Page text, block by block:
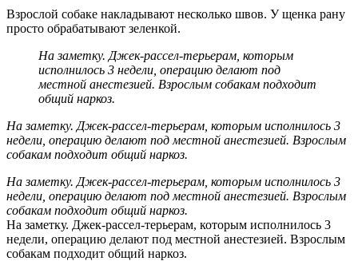
Взрослой собаке накладывают несколько швов. У щенка рану
просто обрабатывают зеленкой.
На заметку. Джек-рассел-терьерам, которым
исполнилось 3 недели, операцию делают под
местной анестезией. Взрослым собакам подходит
общий наркоз.
На заметку. Джек-рассел-терьерам, которым исполнилось 3
недели, операцию делают под местной анестезией. Взрослым
собакам подходит общий наркоз.
На заметку. Джек-рассел-терьерам, которым исполнилось 3
недели, операцию делают под местной анестезией. Взрослым
собакам подходит общий наркоз.
На заметку. Джек-рассел-терьерам, которым исполнилось 3
недели, операцию делают под местной анестезией. Взрослым
собакам подходит общий наркоз.